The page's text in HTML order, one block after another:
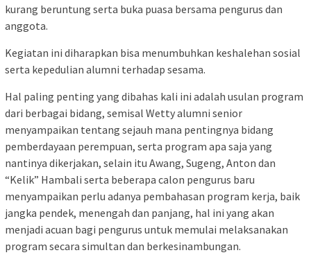
kurang beruntung serta buka puasa bersama pengurus dan
anggota.
Kegiatan ini diharapkan bisa menumbuhkan keshalehan sosial
serta kepedulian alumni terhadap sesama.
Hal paling penting yang dibahas kali ini adalah usulan program
dari berbagai bidang, semisal Wetty alumni senior
menyampaikan tentang sejauh mana pentingnya bidang
pemberdayaan perempuan, serta program apa saja yang
nantinya dikerjakan, selain itu Awang, Sugeng, Anton dan
“Kelik” Hambali serta beberapa calon pengurus baru
menyampaikan perlu adanya pembahasan program kerja, baik
jangka pendek, menengah dan panjang, hal ini yang akan
menjadi acuan bagi pengurus untuk memulai melaksanakan
program secara simultan dan berkesinambungan.